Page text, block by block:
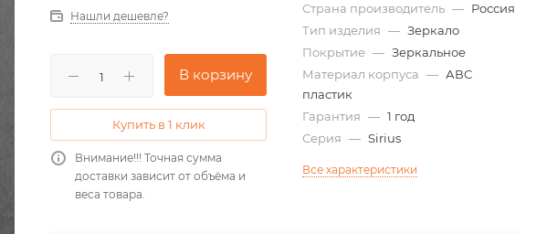
Нашли дешевле?
В корзину
Купить в 1 клик
Внимание!!! Точная сумма
доставки зависит от объёма и
веса товара.
Страна производитель — Россия
Тип изделия — Зеркало
Покрытие — Зеркальное
Материал корпуса — АВС
пластик
Гарантия — 1 год
Серия — Sirius
Все характеристики